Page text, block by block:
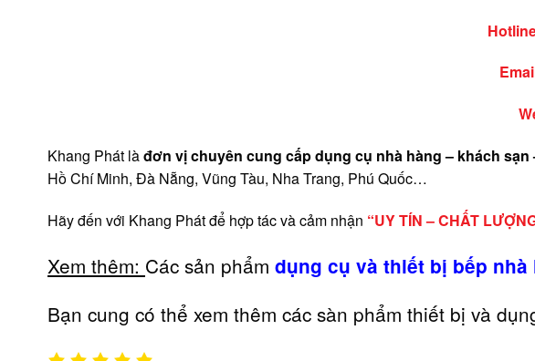
Khang Phát làđơn vịchuyên cung cấp dụng cụ nhà hàng – khách
Hồ Chí Minh, Đà Nẵng, Vũng Tàu, Nha Trang, Phú Quốc…
Hãy đến với Khang Phát để hợp tác và cảm nhận “UY TÍN – CHẤT
Xem thêm: Các sản phẩm dụng cụ và thiết bị bếp nhà
Bạn cung có thể xem thêm các sàn phẩm thiết bị và